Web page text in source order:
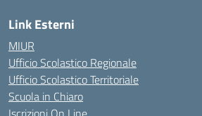
Link Esterni
MIUR
Ufficio Scolastico Regionale
Ufficio Scolastico Territoriale
Scuola in Chiaro